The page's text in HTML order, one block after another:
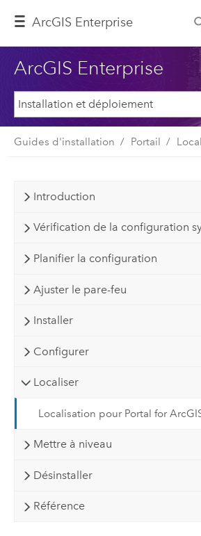
ArcGIS Enterprise
ArcGIS Enterprise
Guides d'installation Portail
Introduction
Vérification de la configuration
Planifier la configuration
Ajuster le pare-feu
Installer
Configurer
Localiser
Localisation pour Portal for
Mettre à niveau
Désinstaller
Référence